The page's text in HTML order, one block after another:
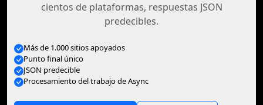
cientos de plataformas, respuestas JSON
predecibles.
Más de 1.000 sitios apoyados
Punto final único
JSON predecible
Procesamiento del trabajo de Async